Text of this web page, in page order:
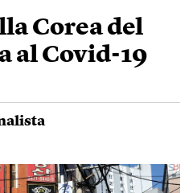
Corea del
al Covid-19